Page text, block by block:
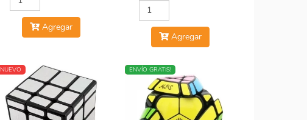
Agregar
Agregar
NUEVO NUEVO
ENVÍO GRATIS!